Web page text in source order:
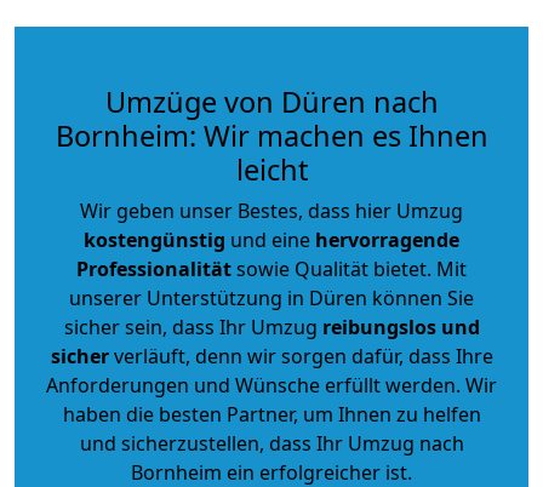
Umzüge von Düren nach
Bornheim: Wir machen es Ihnen
leicht
Wir geben unser Bestes, dass hier Umzug
kostengünstig und eine hervorragende
Professionalitätsowie Qualität bietet. Mit
unserer Unterstützung in Düren können Sie
sicher sein, dass Ihr Umzug reibungslos und
sicherverläuft, denn wir sorgen dafür, dass Ihre
Anforderungen und Wünsche erfüllt werden. Wir
haben die besten Partner, um Ihnen zu helfen
und sicherzustellen, dass Ihr Umzug nach
Bornheim ein erfolgreicher ist.